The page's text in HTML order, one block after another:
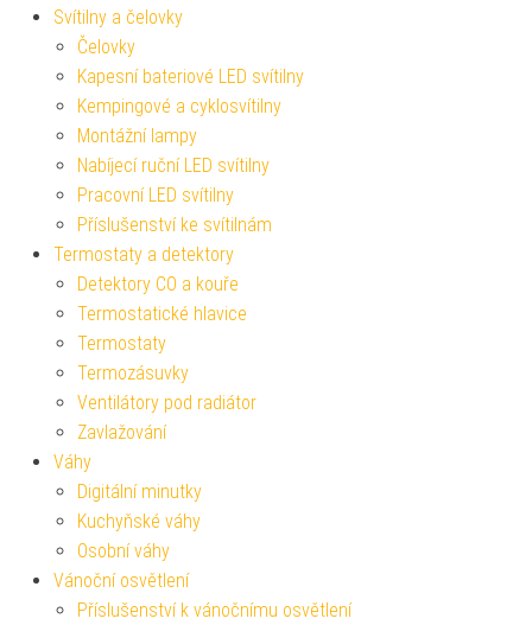
Svítilny a čelovky
Čelovky
Kapesní bateriové LED svítilny
Kempingové a cyklosvítilny
Montážní lampy
Nabíjecí ruční LED svítilny
Pracovní LED svítilny
Příslušenství ke svítilnám
Termostaty a detektory
Detektory CO a kouře
Termostatické hlavice
Termostaty
Termozásuvky
Ventilátory pod radiátor
Zavlažování
Váhy
Digitální minutky
Kuchyňské váhy
Osobní váhy
Vánoční osvětlení
Příslušenství k vánočnímu osvětlení